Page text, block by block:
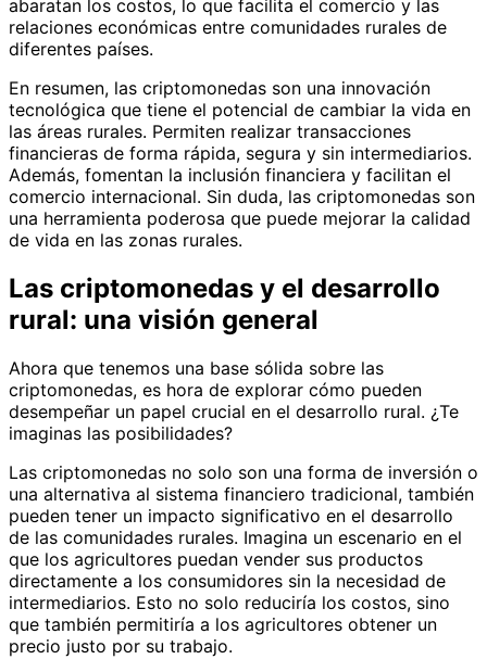
abaratan los costos, lo que facilita el comercio y las
relaciones económicas entre comunidades rurales de
diferentes países.
En resumen, las criptomonedas son una innovación
tecnológica que tiene el potencial de cambiar la vida en
las áreas rurales. Permiten realizar transacciones
financieras de forma rápida, segura y sin intermediarios.
Además, fomentan la inclusión financiera y facilitan el
comercio internacional. Sin duda, las criptomonedas son
una herramienta poderosa que puede mejorar la calidad
de vida en las zonas rurales.
Las criptomonedas y el desarrollo
rural: una visión general
Ahora que tenemos una base sólida sobre las
criptomonedas, es hora de explorar cómo pueden
desempeñar un papel crucial en el desarrollo rural. ¿Te
imaginas las posibilidades?
Las criptomonedas no solo son una forma de inversión o
una alternativa al sistema financiero tradicional, también
pueden tener un impacto significativo en el desarrollo
de las comunidades rurales. Imagina un escenario en el
que los agricultores puedan vender sus productos
directamente a los consumidores sin la necesidad de
intermediarios. Esto no solo reduciría los costos, sino
que también permitiría a los agricultores obtener un
precio justo por su trabajo.